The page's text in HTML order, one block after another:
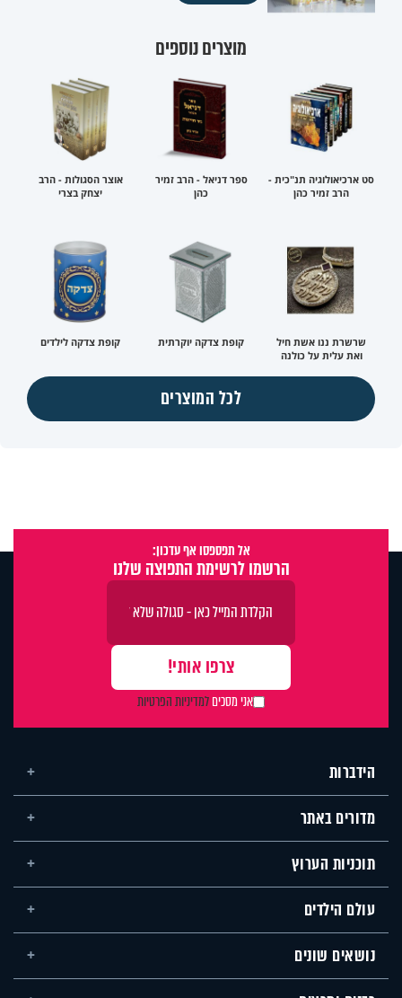
מוצרים נוספים
סט ארכיאולוגיה תנ"כית -
הרב זמיר כהן
ספר דניאל - הרב זמיר
כהן
אוצר הסגולות - הרב
יצחק בצרי
שרשרת ננו אשת חיל
ואת עלית על כולנה
קופת צדקה יוקרתית קופת צדקה לילדים
לכל המוצרים
אל תפספסו אף עדכון:
הרשמו לרשימת התפוצה שלנו
אני מסכיםלמדיניות הפרטיות
הידברות
מדורים באתר
תוכניות הערוץ
עולם הילדים
נושאים שונים